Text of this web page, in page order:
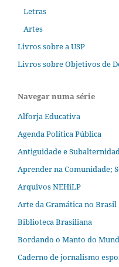
Letras
Artes
Livros sobre a USP
Livros sobre Objetivos de
Navegar numa série
Alforja Educativa
Agenda Política Pública
Antiguidade e
Aprender na Comunidade;
Arquivos NEHiLP
Arte da Gramática no Brasil
Biblioteca Brasiliana
Bordando o Manto do
Caderno de jornalismo